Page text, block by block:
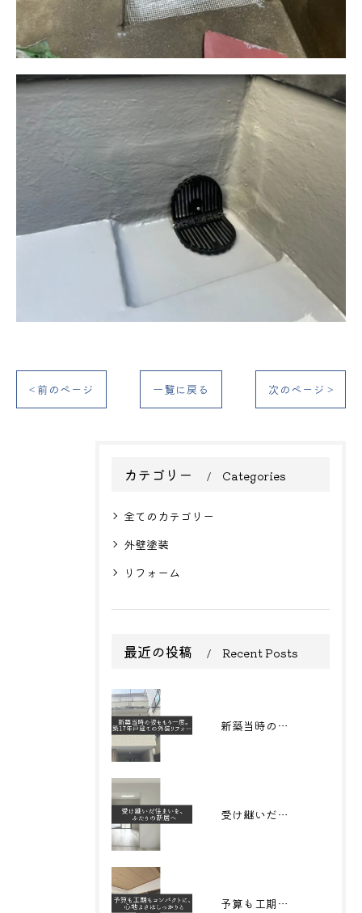
< 前のページ 一覧に戻る 次のページ >
カテゴリー Categories
全てのカテゴリー
外壁塗装
リフォーム
最近の投稿 Recent Posts
新築当時の姿をもう一度。築17年戸建ての外装リフォーム
受け継いだ住まいを、 ふたりの新居へ
予算も工期もコンパクトに、心地よさはしっかりと